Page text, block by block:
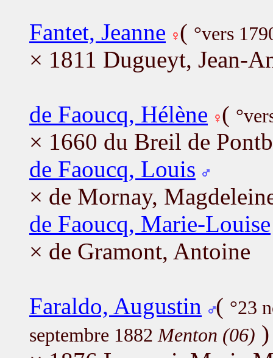
Fantet, Jeanne ( °vers
× 1811 Dugueyt, Jean-
de Faoucq, Hélène (
× 1660 du Breil de
de Faoucq, Louis
× de Mornay,
de Faoucq, Marie-Louise
× de Gramont, Antoine
Faraldo, Augustin ( °23
septembre 1882 Menton (06) )